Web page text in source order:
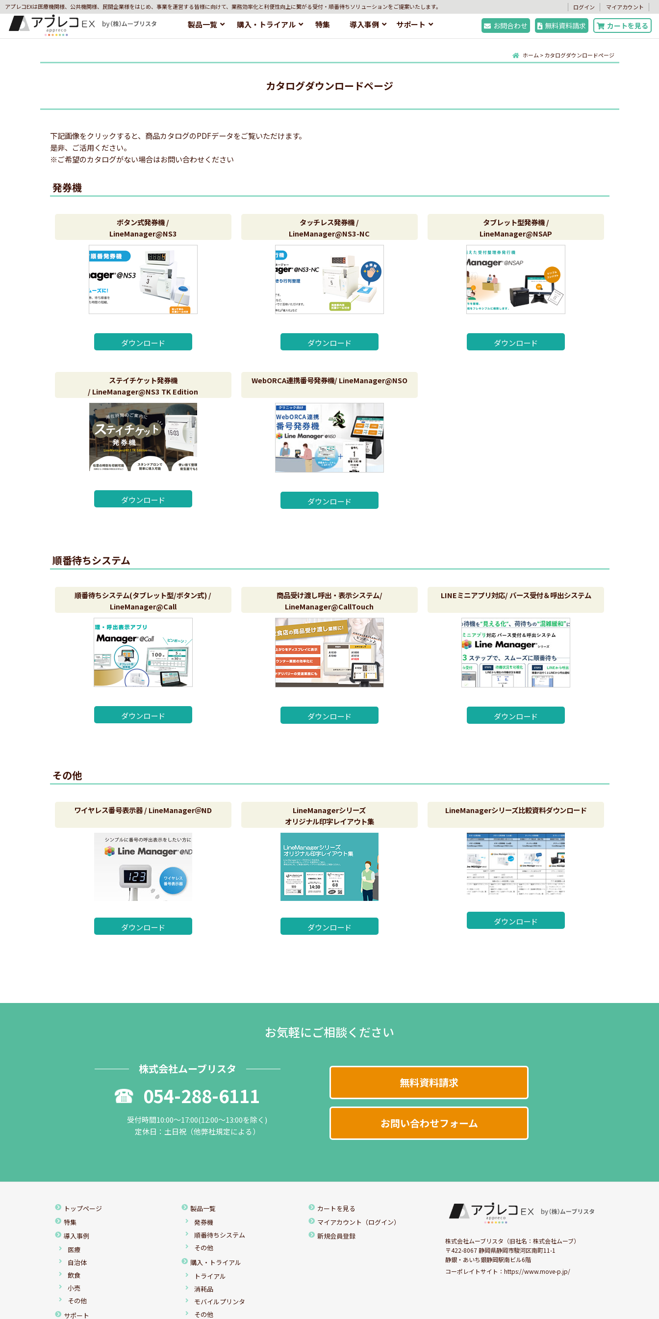
アプレコEXは医療機関様、公共機関様、民間企業様をはじめ、事業を運営する皆様に向けて、業務効率化と利便性向上に繋がる受付・順番待ちソリューションをご提案いたします。 ログイン マイアカウント
製品一覧 購入・トライアル 特集 導入事例 サポート お問合わせ 無料資料請求 カートを見る
ホーム >カタログダウンロードページ
カタログダウンロードページ
下記画像をクリックすると、商品カタログのPDFデータをご覧いただけます。
是非、ご活用ください。
※ご希望のカタログがない場合はお問い合わせください
発券機
ボタン式発券機 /
LineManager@NS3
ダウンロード
タッチレス発券機 /
LineManager@NS3-NC
ダウンロード
タブレット型発券機 /
LineManager@NSAP
ダウンロード
ステイチケット発券機
/ LineManager@NS3 TK Edition
ダウンロード
WebORCA連携番号発券機/ LineManager@NSO
ダウンロード
順番待ちシステム
順番待ちシステム(タブレット型/ボタン式) /
LineManager@Call
ダウンロード
商品受け渡し呼出・表示システム/
LineManager@CallTouch
ダウンロード
LINEミニアプリ対応/ バース受付＆呼出システム
ダウンロード
その他
ワイヤレス番号表示器 / LineManager＠ND
ダウンロード
LineManagerシリーズ
オリジナル印字レイアウト集
ダウンロード
LineManagerシリーズ比較資料ダウンロード
ダウンロード
お気軽にご相談ください
株式会社ムーブリスタ
054-288-6111
受付時間10:00～17:00(12:00～13:00を除く)
定休日：土日祝（他弊社規定による）
無料資料請求
お問い合わせフォーム
トップページ
特集
導入事例
医療
自治体
飲食
小売
その他
サポート
製品一覧
発券機
順番待ちシステム
その他
購入・トライアル
トライアル
消耗品
モバイルプリンタ
その他
カートを見る
マイアカウント（ログイン）
新規会員登録
株式会社ムーブリスタ（旧社名：株式会社ムーブ）
〒422-8067 静岡県静岡市駿河区南町11-1
静銀・あいち銀静岡駅南ビル6階
コーポレイトサイト：https://www.move-p.jp/